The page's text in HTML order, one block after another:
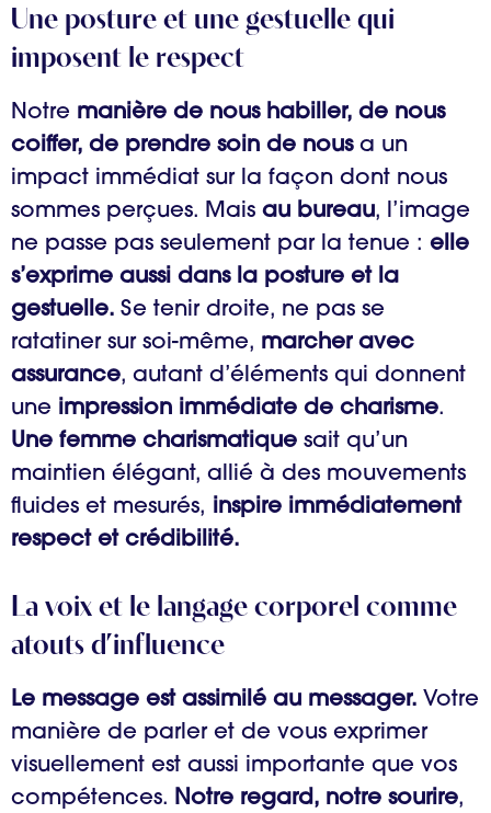
Une posture et une gestuelle qui
imposent le respect
Notre manière de nous habiller, de nous
coiffer, de prendre soin de nousa un
impact immédiat sur la façon dont nous
sommes perçues. Mais au bureau, l’image
ne passe pas seulement par la tenue : elle
s’exprime aussi dans la posture et la
gestuelle. Se tenir droite, ne pas se
ratatiner sur soi-même, marcher avec
assurance, autant d’éléments qui donnent
une impression immédiate de charisme.
Une femme charismatique sait qu’un
maintien élégant, allié à des mouvements
fluides et mesurés, inspire immédiatement
respect et crédibilité.
La voix et le langage corporel comme
atouts d’influence
Le message est assimilé au messager. Votre
manière de parler et de vous exprimer
visuellement est aussi importante que vos
compétences. Notre regard, notre sourire,